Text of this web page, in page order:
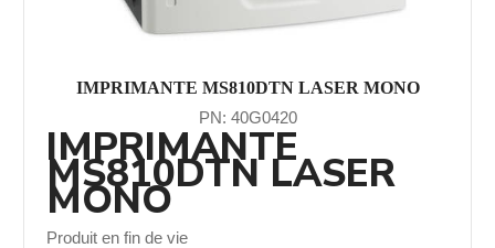
IMPRIMANTE MS810DTN LASER MONO
PN: 40G0420
IMPRIMANTE
MS810DTN LASER
MONO
Produit en fin de vie